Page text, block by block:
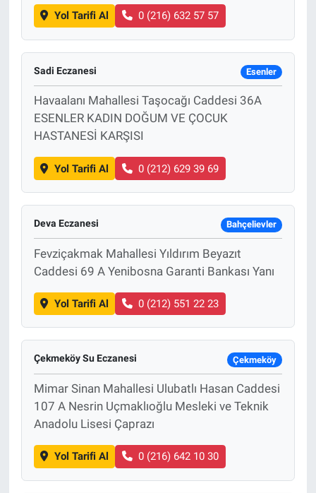
Yol Tarifi Al 0 (216) 632 57 57
Sadi Eczanesi Esenler
Havaalanı Mahallesi Taşocağı Caddesi 36A
ESENLER KADIN DOĞUM VE ÇOCUK
HASTANESİ KARŞISI
Yol Tarifi Al 0 (212) 629 39 69
Deva Eczanesi Bahçelievler
Fevziçakmak Mahallesi Yıldırım Beyazıt
Caddesi 69 A Yenibosna Garanti Bankası Yanı
Yol Tarifi Al 0 (212) 551 22 23
Çekmeköy Su Eczanesi Çekmeköy
Mimar Sinan Mahallesi Ulubatlı Hasan Caddesi
107 A Nesrin Uçmaklıoğlu Mesleki ve Teknik
Anadolu Lisesi Çaprazı
Yol Tarifi Al 0 (216) 642 10 30